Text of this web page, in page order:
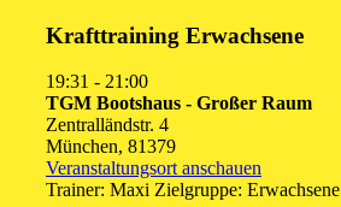
Krafttraining Erwachsene
19:31 - 21:00
TGM Bootshaus - Großer Raum
Zentralländstr. 4
München, 81379
Veranstaltungsort anschauen
Trainer: Maxi Zielgruppe: Erwachsene